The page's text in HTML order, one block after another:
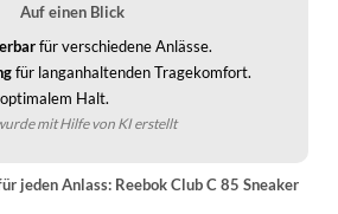
Auf einen Blick
für verschiedene Anlässe.
für langanhaltenden Tragekomfort.
Halt.
mit Hilfe von KI erstellt
jeden Anlass: Reebok Club C 85 Sneaker